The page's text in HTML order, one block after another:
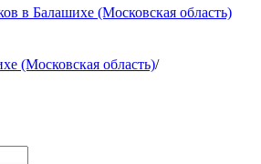
в Балашихе (Московская область)
(Московская область)/